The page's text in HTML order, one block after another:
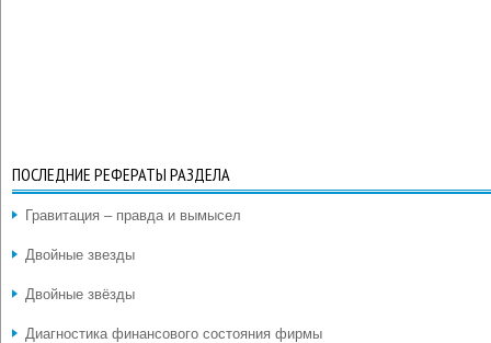
ПОСЛЕДНИЕ РЕФЕРАТЫ РАЗДЕЛА
Гравитация – правда и вымысел
Двойные звезды
Двойные звёзды
Диагностика финансового состояния фирмы